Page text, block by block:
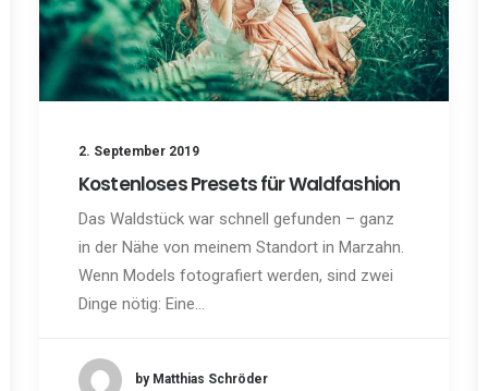
2. September 2019
Kostenloses Presets für Waldfashion
Das Waldstück war schnell gefunden – ganz
in der Nähe von meinem Standort in Marzahn.
Wenn Models fotografiert werden, sind zwei
Dinge nötig: Eine…
by Matthias Schröder